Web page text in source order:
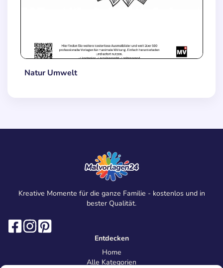
Natur Umwelt
Kreative Momente für die ganze Familie - kostenlos und in
bester Qualität.
Entdecken
Home
Alle Kategorien